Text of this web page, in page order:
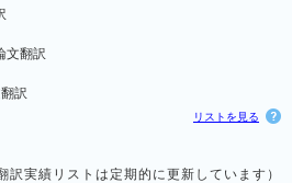
文翻訳
訳
リストを見る
訳実績リストは定期的に更新しています）